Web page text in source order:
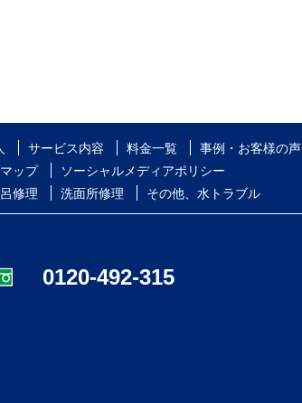
サービス内容 料金一覧 事例・お客様の声
ップ
ソーシャルメディアポリシー
修理 洗面所修理 その他、水トラブル
0120-492-315